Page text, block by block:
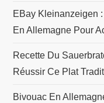
EBay Kleinanzeigen
En Allemagne Pour
Recette Du
Réussir Ce Plat
Bivouac En